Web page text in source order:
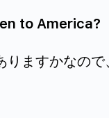
to America?
ますかなので